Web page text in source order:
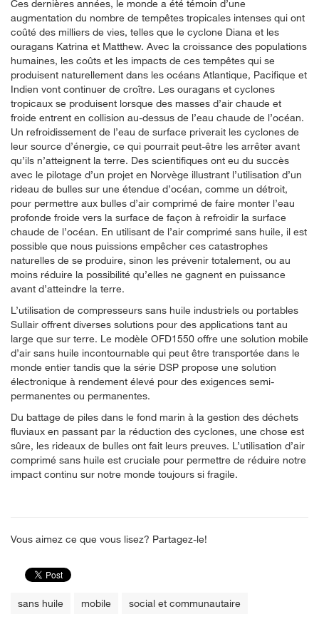
Ces dernières années, le monde a été témoin d’une
augmentation du nombre de tempêtes tropicales intenses qui ont
coûté des milliers de vies, telles que le cyclone Diana et les
ouragans Katrina et Matthew. Avec la croissance des populations
humaines, les coûts et les impacts de ces tempêtes qui se
produisent naturellement dans les océans Atlantique, Pacifique et
Indien vont continuer de croître. Les ouragans et cyclones
tropicaux se produisent lorsque des masses d’air chaude et
froide entrent en collision au-dessus de l’eau chaude de l’océan.
Un refroidissement de l’eau de surface priverait les cyclones de
leur source d’énergie, ce qui pourrait peut-être les arrêter avant
qu’ils n’atteignent la terre. Des scientifiques ont eu du succès
avec le pilotage d’un projet en Norvège illustrant l’utilisation d’un
rideau de bulles sur une étendue d’océan, comme un détroit,
pour permettre aux bulles d’air comprimé de faire monter l’eau
profonde froide vers la surface de façon à refroidir la surface
chaude de l’océan. En utilisant de l’air comprimé sans huile, il est
possible que nous puissions empêcher ces catastrophes
naturelles de se produire, sinon les prévenir totalement, ou au
moins réduire la possibilité qu’elles ne gagnent en puissance
avant d’atteindre la terre.
L’utilisation de compresseurs sans huile industriels ou portables
Sullair offrent diverses solutions pour des applications tant au
large que sur terre. Le modèle OFD1550 offre une solution mobile
d’air sans huile incontournable qui peut être transportée dans le
monde entier tandis que la série DSP propose une solution
électronique à rendement élevé pour des exigences semi-
permanentes ou permanentes.
Du battage de piles dans le fond marin à la gestion des déchets
fluviaux en passant par la réduction des cyclones, une chose est
sûre, les rideaux de bulles ont fait leurs preuves. L’utilisation d’air
comprimé sans huile est cruciale pour permettre de réduire notre
impact continu sur notre monde toujours si fragile.
Vous aimez ce que vous lisez? Partagez-le!
sans huile mobile social et communautaire